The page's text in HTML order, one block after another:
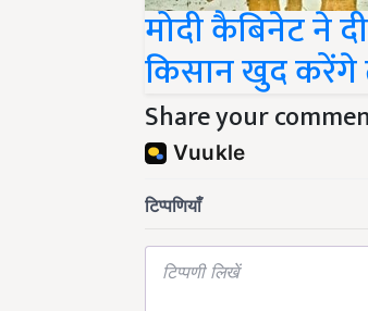
मोदी कैबिनेट ने
किसान खुद
Share your